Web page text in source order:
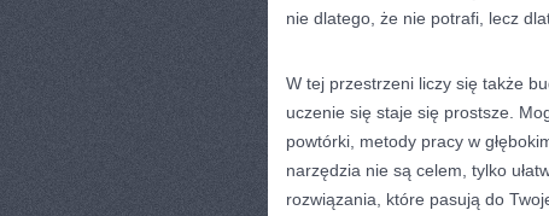
nie dlatego, że nie potrafi, lecz
W tej przestrzeni liczy się także
uczenie się staje się prostsze.
powtórki, metody pracy w
narzędzia nie są celem, tylko
rozwiązania, które pasują do